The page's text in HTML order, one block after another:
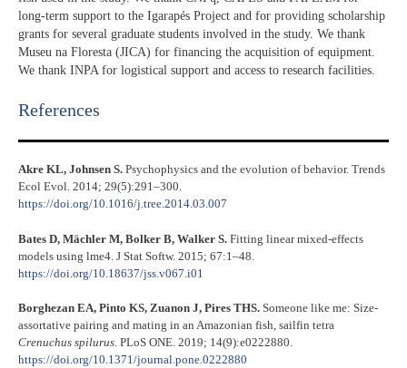
long-term support to the Igarapés Project and for providing scholarship
grants for several graduate students involved in the study. We thank
Museu na Floresta (JICA) for financing the acquisition of equipment.
We thank INPA for logistical support and access to research facilities.
References​
Akre KL, Johnsen S. Psychophysics and the evolution of behavior. Trends
Ecol Evol. 2014; 29(5):291–300.
https://doi.org/10.1016/j.tree.2014.03.007
Bates D, Mächler M, Bolker B, Walker S. Fitting linear mixed-effects
models using lme4. J Stat Softw. 2015; 67:1–48.
https://doi.org/10.18637/jss.v067.i01
Borghezan EA, Pinto KS, Zuanon J, Pires THS. Someone like me: Size-
assortative pairing and mating in an Amazonian fish, sailfin tetra
Crenuchus spilurus. PLoS ONE. 2019; 14(9):e0222880.
https://doi.org/10.1371/journal.pone.0222880